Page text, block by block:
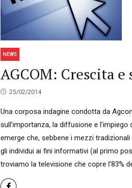
NEWS
AGCOM: Crescita
25/02/2014
Una corposa indagine condotta da
sull’importanza, la diffusione e
emerge che, sebbene i mezzi
gli individui ai fini informativi (al primo
troviamo la televisione che copre l’83%